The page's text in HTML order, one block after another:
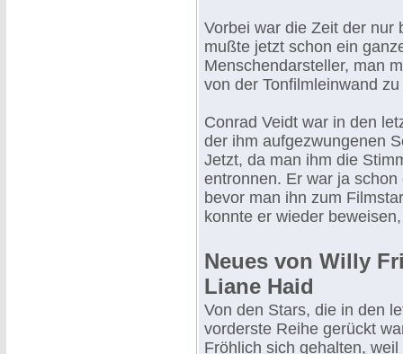
Vorbei war die Zeit der nur
mußte jetzt schon ein
Menschendarsteller, man
von der Tonfilmleinwand
Conrad Veidt war in den
der ihm aufgezwungenen
Jetzt, da man ihm die
entronnen. Er war ja
bevor man ihn zum
konnte er wieder
Neues von Willy
Liane Haid
Von den Stars, die in den
vorderste Reihe gerückt
Fröhlich sich gehalten,